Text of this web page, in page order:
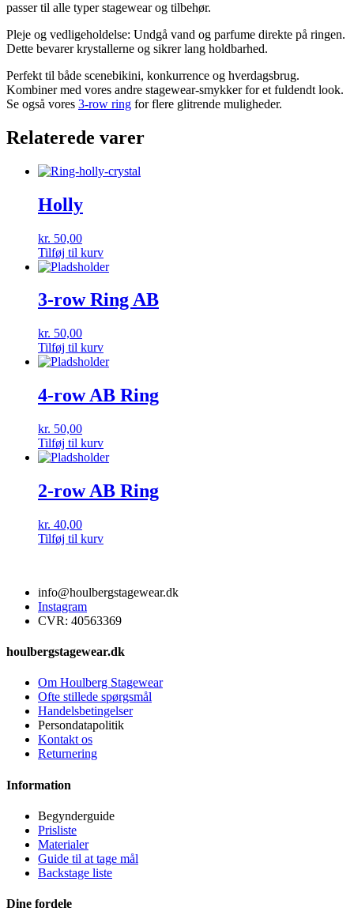
passer til alle typer stagewear og tilbehør.
Pleje og vedligeholdelse: Undgå vand og parfume direkte på ringen.
Dette bevarer krystallerne og sikrer lang holdbarhed.
Perfekt til både scenebikini, konkurrence og hverdagsbrug.
Kombiner med vores andre stagewear-smykker for et fuldendt look.
Se også vores 3-row ring for flere glitrende muligheder.
Relaterede varer
Holly
kr. 50,00
Tilføj til kurv
3-row Ring AB
kr. 50,00
Tilføj til kurv
4-row AB Ring
kr. 50,00
Tilføj til kurv
2-row AB Ring
kr. 40,00
Tilføj til kurv
info@houlbergstagewear.dk
Instagram
CVR: 40563369
houlbergstagewear.dk
Om Houlberg Stagewear
Ofte stillede spørgsmål
Handelsbetingelser
Persondatapolitik
Kontakt os
Returnering
Information
Begynderguide
Prisliste
Materialer
Guide til at tage mål
Backstage liste
Dine fordele